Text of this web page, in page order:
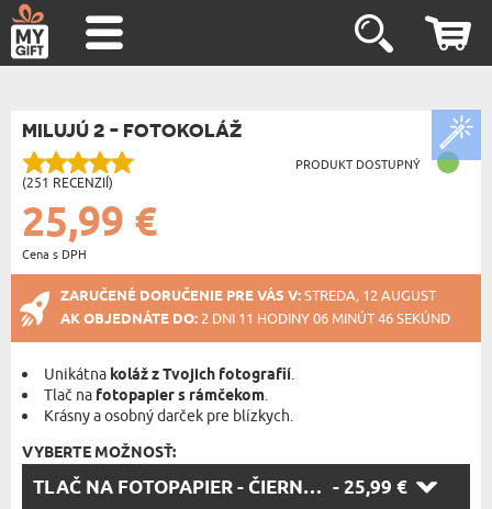
MILUJÚ 2 - FOTOKOLÁŽ
(251 RECENZIÍ)
PRODUKT DOSTUPNÝ
25,99 €
Cena s DPH
ZARUČENÉ DORUČENIE PRE VÁS V:STREDA, 12 AUGUST
AK OBJEDNÁTE DO: 2 DNI 11 HODINY 06 MINÚT 46 SEKÚND
Unikátna koláž z Tvojich fotografií.
Tlač na fotopapier s rámčekom.
Krásny a osobný darček pre blízkych.
VYBERTE MOŽNOSŤ:
TLAČ NA FOTOPAPIER - ČIERNY RÁM 30X40CM - 25,99 €
VYBERTE
MOŽNOSŤ: